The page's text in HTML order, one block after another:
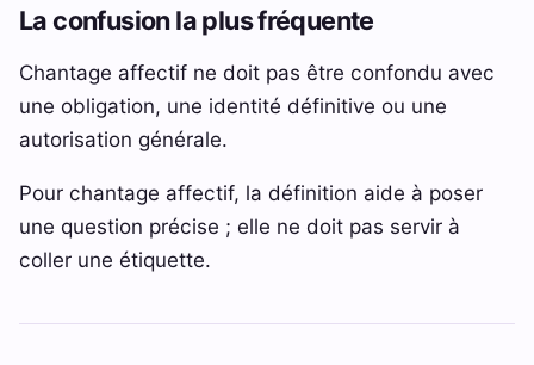
La confusion la plus fréquente
Chantage affectif ne doit pas être confondu avec
une obligation, une identité définitive ou une
autorisation générale.
Pour chantage affectif, la définition aide à poser
une question précise ; elle ne doit pas servir à
coller une étiquette.